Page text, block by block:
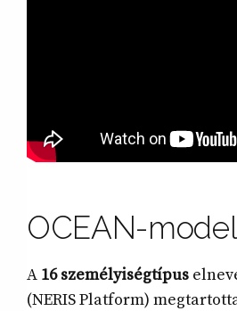
OCEAN-
A 16 személyiségtípus
(NERIS Platform)